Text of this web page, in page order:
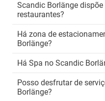
Scandic Borlänge dispõe
restaurantes?
Há zona de
Borlänge?
Há Spa no Scandic
Posso desfrutar de
Borlänge?